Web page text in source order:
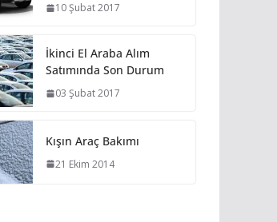
10 Şubat 2017
İkinci El Araba Alım
Satımında Son Durum
03 Şubat 2017
Kışın Araç Bakımı
21 Ekim 2014